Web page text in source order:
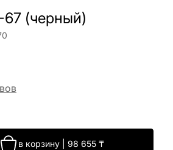
(черный)
в корзину 98 655 ₸